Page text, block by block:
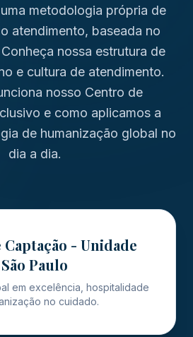
metodologia própria de
atendimento, baseada no
nossa estrutura de
e cultura de atendimento.
nosso Centro de
e como aplicamos a
de humanização global no
dia a dia.
- Unidade
São Paulo
em excelência, hospitalidade
no cuidado.